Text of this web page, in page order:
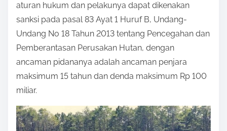
aturan hukum dan pelakunya dapat dikenakan
sanksi pada pasal 83 Ayat 1 Huruf B, Undang-
Undang No 18 Tahun 2013 tentang Pencegahan dan
Pemberantasan Perusakan Hutan, dengan
ancaman pidananya adalah ancaman penjara
maksimum 15 tahun dan denda maksimum Rp 100
miliar.